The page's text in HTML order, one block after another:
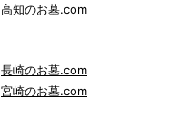
高知のお墓.com
長崎のお墓.com
宮崎のお墓.com